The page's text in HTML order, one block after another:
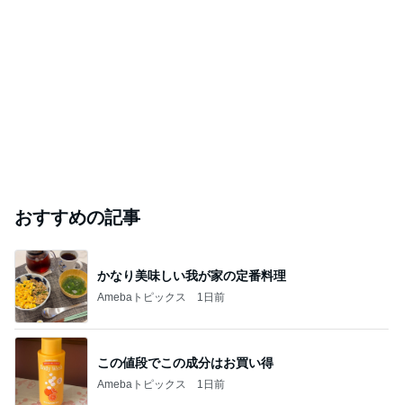
おすすめの記事
かなり美味しい我が家の定番料理
Amebaトピックス 1日前
この値段でこの成分はお買い得
Amebaトピックス 1日前